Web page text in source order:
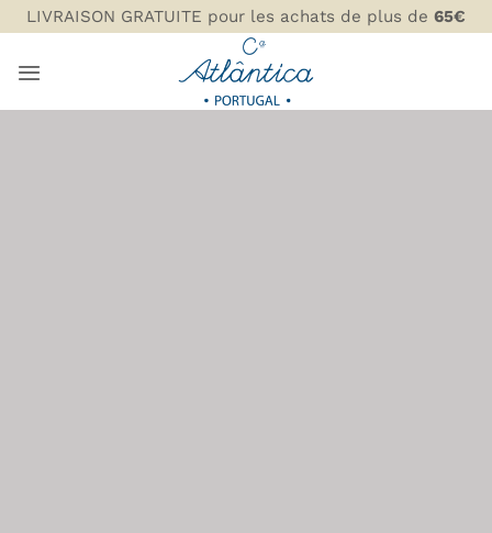
Passer
au
contenu
LIVRAISON GRATUITE pour les achats de plus de 65€